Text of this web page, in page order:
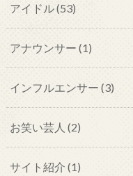
アイドル(53)
アナウンサー (1)
インフルエンサー (3)
お笑い芸人 (2)
サイト紹介 (1)